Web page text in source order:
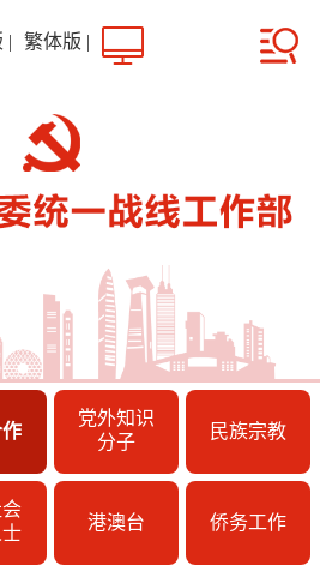
| 繁体版 |
党外知识
分子
民族宗教
港澳台 侨务工作